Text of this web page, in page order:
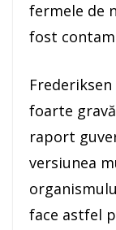
fermele de
fost
foarte
raport
versiunea
face astfel